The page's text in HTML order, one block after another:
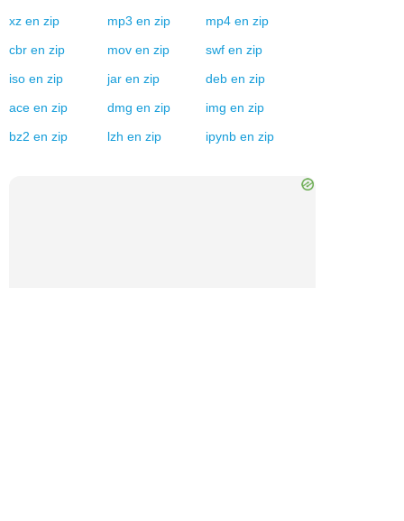
xz en zip mp3 en zip mp4 en zip
cbr en zip mov en zip swf en zip
iso en zip jar en zip deb en zip
ace en zip dmg en zip img en zip
bz2 en zip lzh en zip ipynb en zip